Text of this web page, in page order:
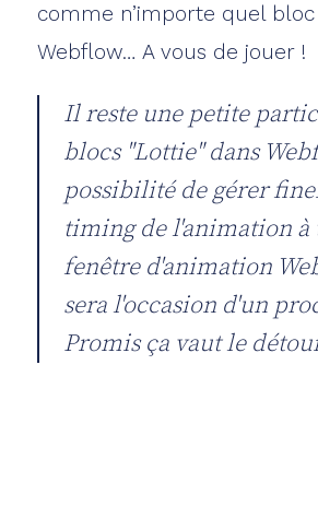
comme n’importe quel bloc
Webflow… A vous de jouer !
Il reste une petite
blocs "Lottie" dans
possibilité de gérer
timing de l'animation à
fenêtre d'animation
sera l'occasion d'un
Promis ça vaut le